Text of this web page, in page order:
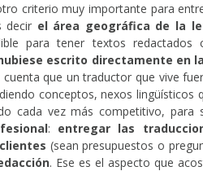
criterio muy importante para
decir el área geográfica de la
para tener textos
escrito directamente en
que un traductor que vive
conceptos, nexos
cada vez más competitivo, para
: entregar las
(sean presupuestos o
. Ese es el aspecto que